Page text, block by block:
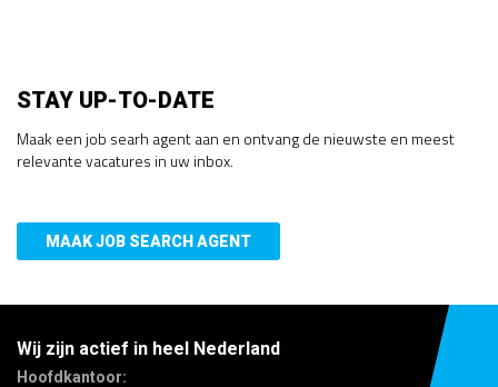
STAY UP-TO-DATE
Maak een job searh agent aan en ontvang de nieuwste en meest
relevante vacatures in uw inbox.
MAAK JOB SEARCH AGENT
Wij zijn actief in heel Nederland
Hoofdkantoor: